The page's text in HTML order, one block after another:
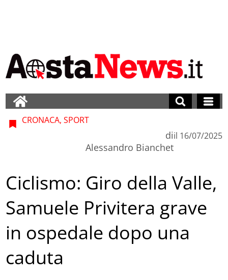
CRONACA, SPORT
di
Alessandro Bianchet
il 16/07/2025
Ciclismo: Giro della Valle,
Samuele Privitera grave
in ospedale dopo una
caduta